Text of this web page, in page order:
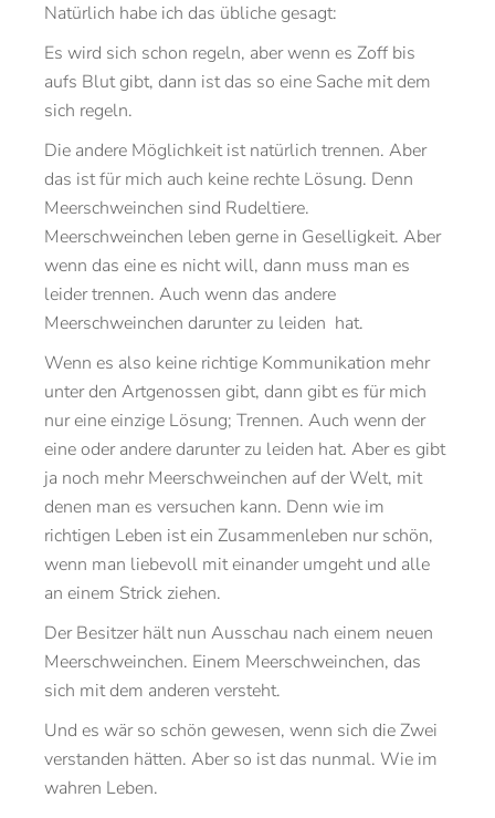
Natürlich habe ich das übliche gesagt:
Es wird sich schon regeln, aber wenn es Zoff bis
aufs Blut gibt, dann ist das so eine Sache mit dem
sich regeln.
Die andere Möglichkeit ist natürlich trennen. Aber
das ist für mich auch keine rechte Lösung. Denn
Meerschweinchen sind Rudeltiere.
Meerschweinchen leben gerne in Geselligkeit. Aber
wenn das eine es nicht will, dann muss man es
leider trennen. Auch wenn das andere
Meerschweinchen darunter zu leiden hat.
Wenn es also keine richtige Kommunikation mehr
unter den Artgenossen gibt, dann gibt es für mich
nur eine einzige Lösung; Trennen. Auch wenn der
eine oder andere darunter zu leiden hat. Aber es gibt
ja noch mehr Meerschweinchen auf der Welt, mit
denen man es versuchen kann. Denn wie im
richtigen Leben ist ein Zusammenleben nur schön,
wenn man liebevoll mit einander umgeht und alle
an einem Strick ziehen.
Der Besitzer hält nun Ausschau nach einem neuen
Meerschweinchen. Einem Meerschweinchen, das
sich mit dem anderen versteht.
Und es wär so schön gewesen, wenn sich die Zwei
verstanden hätten. Aber so ist das nunmal. Wie im
wahren Leben.